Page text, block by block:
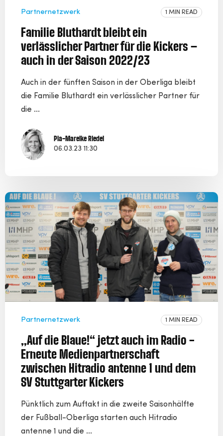
Partnernetzwerk 1 MIN READ
Familie Bluthardt bleibt ein
verlässlicher Partner für die Kickers –
auch in der Saison 2022/23
Auch in der fünften Saison in der Oberliga bleibt
die Familie Bluthardt ein verlässlicher Partner für
die ...
Pia-Mareike Riedel
06.03.23 11:30
Partnernetzwerk 1 MIN READ
„Auf die Blaue!“ jetzt auch im Radio -
Erneute Medienpartnerschaft
zwischen Hitradio antenne 1 und dem
SV Stuttgarter Kickers
Pünktlich zum Auftakt in die zweite Saisonhälfte
der Fußball-Oberliga starten auch Hitradio
antenne 1 und die ...